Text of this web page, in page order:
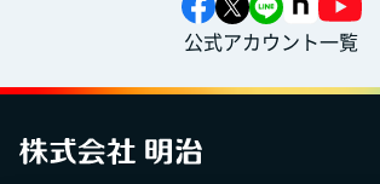
公式アカウント一覧